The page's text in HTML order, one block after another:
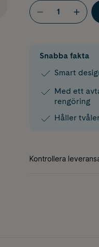
Snabba fakta
Smart
Med ett
rengöring
Håller